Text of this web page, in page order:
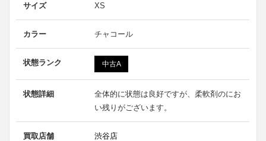
サイズ XS
カラー チャコール
状態ランク 中古A
状態詳細
全体的に状態は良好ですが、柔軟剤のにお
い残りがございます。
買取店舗 渋谷店